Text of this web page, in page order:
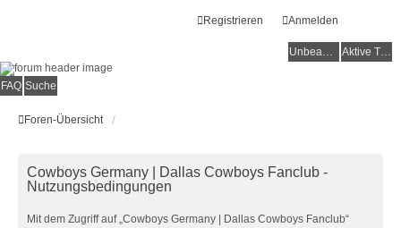
Anmelden
Registrieren
Unbeantwortete Themen Aktive Themen
FAQ Suche
Foren-Übersicht
Cowboys Germany | Dallas Cowboys Fanclub -
Nutzungsbedingungen
Mit dem Zugriff auf „Cowboys Germany | Dallas Cowboys Fanclub“